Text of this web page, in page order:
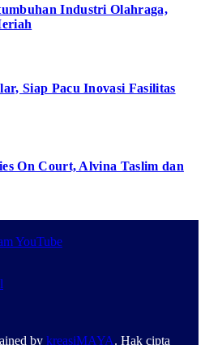
Industri Olahraga,
Siap Pacu Inovasi Fasilitas
On Court, Alvina Taslim dan
YouTube
by kreasiMAYA. Hak cipta